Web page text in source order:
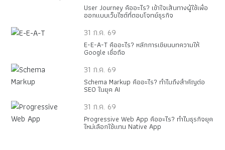
User Journey คืออะไร? เข้าใจเส้นทางผู้ใช้เพื่อ
ออกแบบเว็บไซต์ที่ตอบโจทย์ธุรกิจ
31 ก.ค. 69
E-E-A-T คืออะไร? หลักการเขียนบทความให้
Google เชื่อถือ
31 ก.ค. 69
Schema Markup คืออะไร? ทำไมถึงสำคัญต่อ
SEO ในยุค AI
31 ก.ค. 69
Progressive Web App คืออะไร? ทำไมธุรกิจยุค
ใหม่เลือกใช้แทน Native App